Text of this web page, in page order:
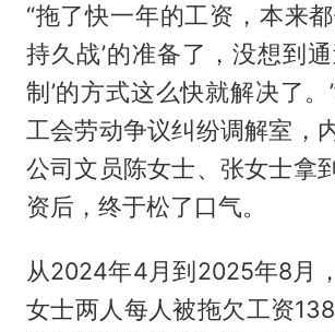
“拖了快一年的工资，本来
持久战’的准备了，没想到
制’的方式这么快就解决了
工会劳动争议纠纷调解室，
公司文员陈女士、张女士拿
资后，终于松了口气。
从2024年4月到2025年8月
女士两人每人被拖欠工资